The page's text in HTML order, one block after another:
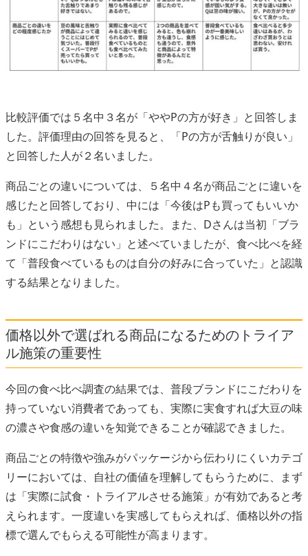
比較評価では５名中３名が「ややPの方が好き」と回答しま
した。評価理由の回答を見ると、「Pの方が舌触りが良い」
と回答した人が２名いました。
商品ごとの違いについては、５名中４名が商品ごとに違いを
感じたと回答しており、中には「今後はPも買ってもいいか
も」という感想も見られました。また、Dさんは当初「ブラ
ンドにこだわりはない」と述べていましたが、食べ比べを経
て「普段食べているものは自分の好みに合っていた」と認識
する結果となりました。
価格以外で選ばれる商品になるためのトライア
ル施策の重要性
今回の食べ比べ調査の結果では、普段ブランドにこだわりを
持っていない消費者であっても、実際に実食すれば大豆の味
の濃さや食感の違いを知覚できることが確認できました。
商品ごとの特徴や強みがパッケージから伝わりにくいカテゴ
リーにおいては、自社の価値を理解してもらうために、まず
は「実際に試食・トライアルさせる施策」が有効であると考
えられます。一度違いを実感してもらえれば、価格以外の指
標で選んでもらえる可能性が高まります。